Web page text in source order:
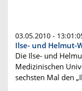
03.05.2010 -
Ilse- und Helmut-
Die Ilse- und
Medizinischen
sechsten Mal den